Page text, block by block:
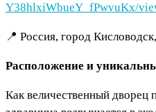
Y38hlxiWbueY_fPwvuKx/
📍 Россия, город
Расположение и
Как величественный дворец